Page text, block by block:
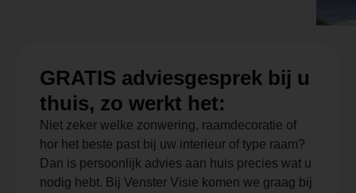
GRATIS adviesgesprek bij u
thuis, zo werkt het:
Niet zeker welke zonwering, raamdecoratie of
hor het beste past bij uw interieur of type raam?
Dan is persoonlijk advies aan huis precies wat u
nodig hebt. Bij Venster Visie komen we graag bij